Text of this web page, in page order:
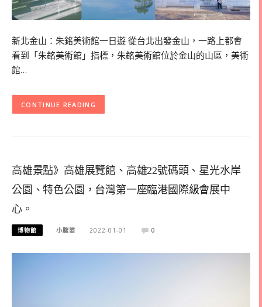
新北金山：朱銘美術館一日遊 從台北出發金山，一路上都會
看到「朱銘美術館」指標，朱銘美術館位於金山的山區，美術
館…
CONTINUE READING
高雄景點》高雄展覽館、高雄22號碼頭、星光水岸
公園、特色公園，台灣第一座臨港國際級會展中
心。
博物館 小腹婆 2022-01-01 0